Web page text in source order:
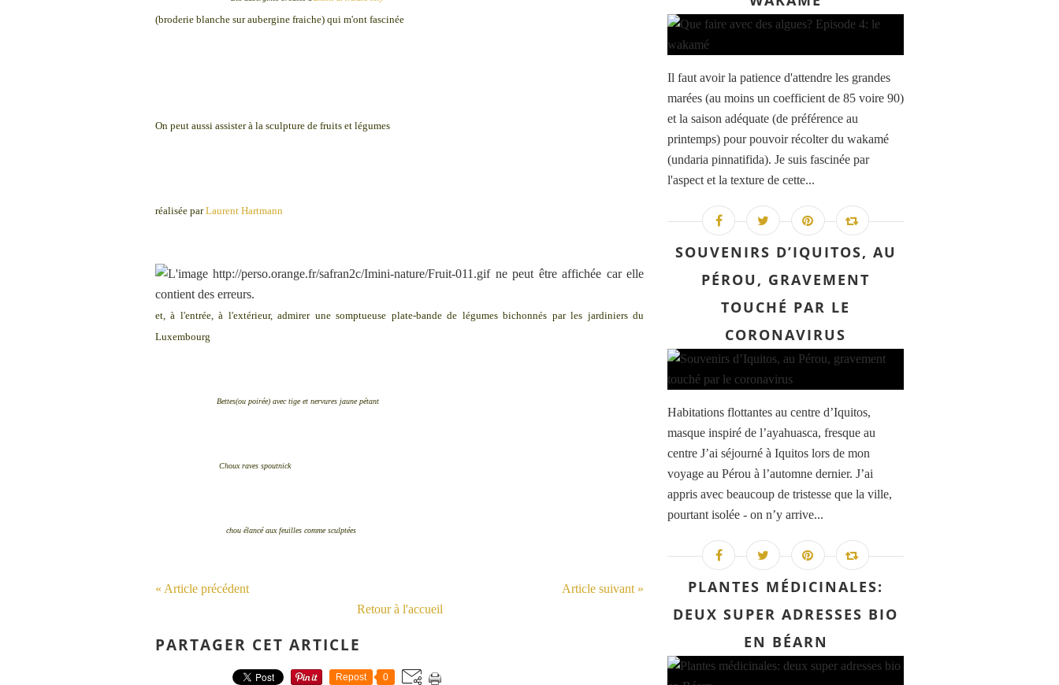
(broderie blanche sur aubergine fraiche) qui m'ont fascinée
On peut aussi assister à la sculpture de fruits et légumes
réalisée parLaurent Hartmann
et, à l'entrée, à l'extérieur, admirer une somptueuse plate-bande de légumes bichonnés par les jardiniers du
Luxembourg
Bettes(ou poirée) avec tige et nervures jaune pétant
Choux raves spoutnick
chou élancé aux feuilles comme sculptées
« Article précédent
Article suivant »
Retour à l'accueil
PARTAGER CET ARTICLE
Repost 0
Il faut avoir la patience d'attendre les grandes
marées (au moins un coefficient de 85 voire 90)
et la saison adéquate (de préférence au
printemps) pour pouvoir récolter du wakamé
(undaria pinnatifida). Je suis fascinée par
l'aspect et la texture de cette...
SOUVENIRS D’IQUITOS, AU
PÉROU, GRAVEMENT
TOUCHÉ PAR LE
CORONAVIRUS
Habitations flottantes au centre d’Iquitos,
masque inspiré de l’ayahuasca, fresque au
centre J’ai séjourné à Iquitos lors de mon
voyage au Pérou à l’automne dernier. J’ai
appris avec beaucoup de tristesse que la ville,
pourtant isolée - on n’y arrive...
PLANTES MÉDICINALES:
DEUX SUPER ADRESSES BIO
EN BÉARN